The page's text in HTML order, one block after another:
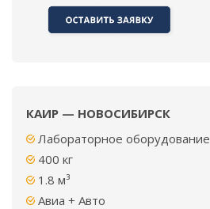
КАИР — НОВОСИБИРСК
Лабораторное оборудование
400 кг
1.8 м³
Авиа + Авто